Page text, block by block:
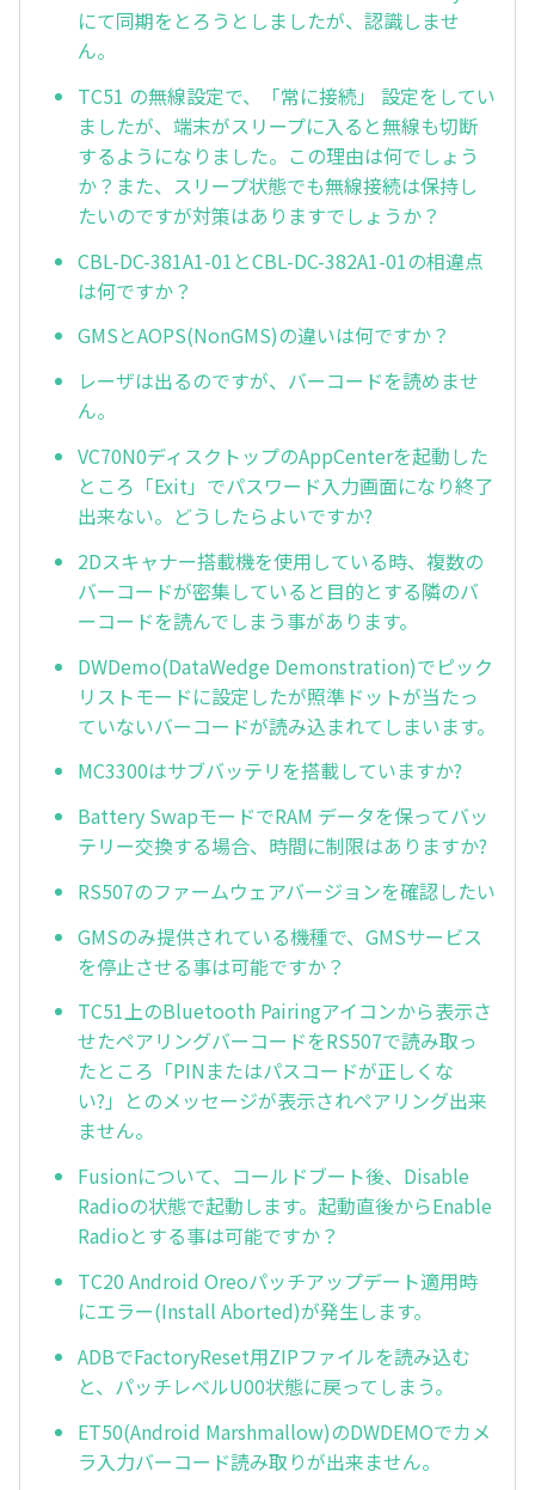
にて同期をとろうとしましたが、認識しませ
ん。
TC51 の無線設定で、「常に接続」 設定をしてい
ましたが、端末がスリープに入ると無線も切断
するようになりました。この理由は何でしょう
か？また、スリープ状態でも無線接続は保持し
たいのですが対策はありますでしょうか？
CBL-DC-381A1-01とCBL-DC-382A1-01の相違点
は何ですか？
GMSとAOPS(NonGMS)の違いは何ですか？
レーザは出るのですが、バーコードを読めませ
ん。
VC70N0ディスクトップのAppCenterを起動した
ところ「Exit」でパスワード入力画面になり終了
出来ない。どうしたらよいですか?
2Dスキャナー搭載機を使用している時、複数の
バーコードが密集していると目的とする隣のバ
ーコードを読んでしまう事があります。
DWDemo(DataWedge Demonstration)でピック
リストモードに設定したが照準ドットが当たっ
ていないバーコードが読み込まれてしまいます。
MC3300はサブバッテリを搭載していますか?
Battery SwapモードでRAM データを保ってバッ
テリー交換する場合、時間に制限はありますか?
RS507のファームウェアバージョンを確認したい
GMSのみ提供されている機種で、GMSサービス
を停止させる事は可能ですか？
TC51上のBluetooth Pairingアイコンから表示さ
せたペアリングバーコードをRS507で読み取っ
たところ「PINまたはパスコードが正しくな
い?」とのメッセージが表示されペアリング出来
ません。
Fusionについて、コールドブート後、Disable
Radioの状態で起動します。起動直後からEnable
Radioとする事は可能ですか？
TC20 Android Oreoパッチアップデート適用時
にエラー(Install Aborted)が発生します。
ADBでFactoryReset用ZIPファイルを読み込む
と、パッチレベルU00状態に戻ってしまう。
ET50(Android Marshmallow)のDWDEMOでカメ
ラ入力バーコード読み取りが出来ません。